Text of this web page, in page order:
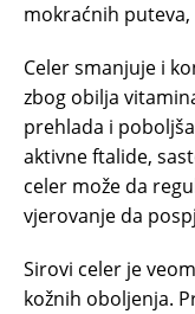
mokraćnih
Celer smanjuje i
zbog obilja
prehlada i
aktivne ftalide,
celer može da
vjerovanje da
Sirovi celer je
kožnih oboljenja.